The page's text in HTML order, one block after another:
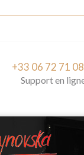
+33 06 72 71
Support en